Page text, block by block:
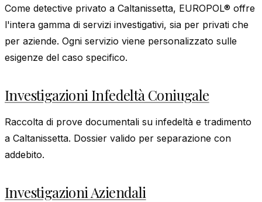
Come detective privato a Caltanissetta, EUROPOL® offre
l'intera gamma di servizi investigativi, sia per privati che
per aziende. Ogni servizio viene personalizzato sulle
esigenze del caso specifico.
Investigazioni Infedeltà Coniugale
Raccolta di prove documentali su infedeltà e tradimento
a Caltanissetta. Dossier valido per separazione con
addebito.
Investigazioni Aziendali